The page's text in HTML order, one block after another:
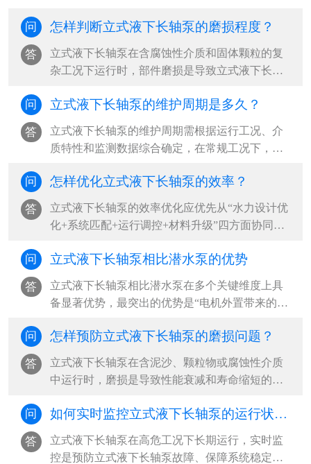
动”，其中以吸入侧问题、轴系不稳定和电气系统
故障为根本诱因，占现场故障案例的80%以上‌。
···
问 怎样判断立式液下长轴泵的磨损程度？
答
​立式液下长轴泵在含腐蚀性介质和固体颗粒的复
杂工况下运行时，部件磨损是导致立式液下长轴
断方法是“运行参数监测+定期拆检+无损检测”三
结合，其中压力下降超过20%、振动加剧和目视
表面损伤是立式液下长轴泵最直接的磨损信号‌。
···
问 立式液下长轴泵的维护周期是多久？
答
立式液下长轴泵的维护周期需根据运行工况、介
质特性和监测数据综合确定，‌在常规工况下，建
2000小时进行一次全面检查，每6个月至1年安排
一次周期性大修；但在含腐蚀性介质、含固颗粒
等高危工况下，立式液下长轴泵应缩短至每3个月
施动态调整‌。···
问 怎样优化立式液下长轴泵的效率？
答
​立式液下长轴泵的效率优化应优先从“水力设计优
化+系统匹配+运行调控+材料升级”四方面协同推
效率点（BEP）附近运行，减少水力、容积和机
械三类损失，同时优化立式液下长轴泵吸入条件
与管路系统，可实现立式液下长轴泵整体能效提
升20%-40%‌。···
问 立式液下长轴泵相比潜水泵的优势
答
立式液下长轴泵相比潜水泵在多个关键维度上具
备显著优势，‌最突出的优势是“电机外置带来的高
含固体颗粒的恶劣工况，能有效避免电机进水损
坏风险，并支持在线检修与局部更换，大幅降低
立式液下长轴泵全生命周期运维成本‌。···
问 怎样预防立式液下长轴泵的磨损问题？
答
立式液下长轴泵在含泥沙、颗粒物或腐蚀性介质
中运行时，磨损是导致性能衰减和寿命缩短的主
期维护”三位一体，从源头减少立式液下长轴泵磨
损冲击，延长立式液下长轴泵关键部件使用寿
命‌。···
问 如何实时监控立式液下长轴泵的运行状态？
答
立式液下长轴泵在高危工况下长期运行，实时监
控是预防立式液下长轴泵故障、保障系统稳定的